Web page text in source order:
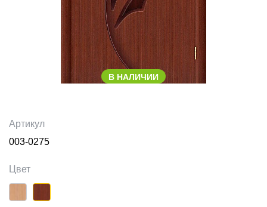
В НАЛИЧИИ
Артикул
003-0275
Цвет